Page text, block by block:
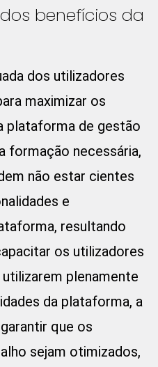
benefícios da
dos utilizadores
maximizar os
plataforma de gestão
formação necessária,
não estar cientes
e
resultando
os utilizadores
plenamente
da plataforma, a
que os
sejam otimizados,